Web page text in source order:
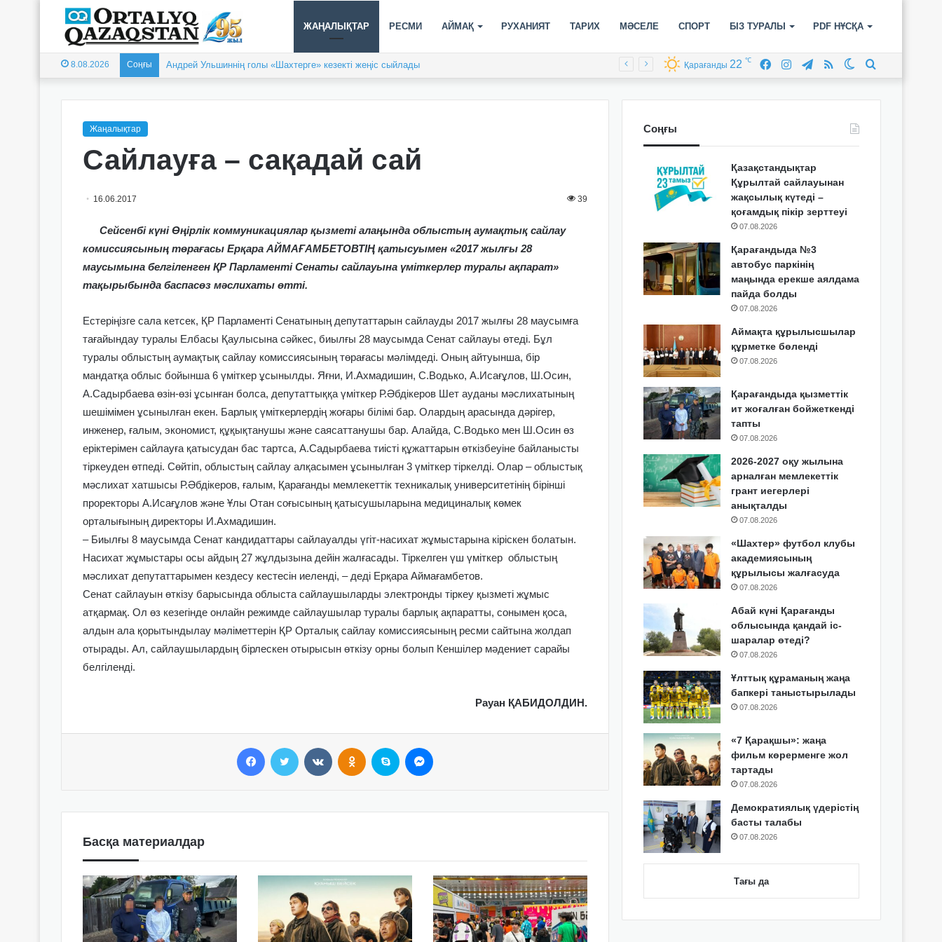
ЖАҢАЛЫҚТАР РЕСМИ АЙМАҚ РУХАНИЯТ ТАРИХ МӘСЕЛЕ СПОРТ БІЗ ТУРАЛЫ PDF НҰСҚА
8.08.2026 Соңғы Андрей Ульшиннің голы «Шахтерге» кезекті жеңіс сыйлады Switch
RSS
Telegram
Instagram
Facebook
Қарағанды 22 ℃
Жаңалықтар
Сайлауға – сақадай сай
16.06.2017 39
Сейсенбі күні Өңірлік коммуникациялар қызметі алаңында облыстың аумақтық сайлау
комиссиясының төрағасы Ерқара АЙМАҒАМБЕТОВТІҢ қатысуымен «2017 жылғы 28
маусымына белгіленген ҚР Парламенті Сенаты сайлауына үміткерлер туралы ақпарат»
тақырыбында баспасөз мәслихаты өтті.
Естеріңізге сала кетсек, ҚР Парламенті Сенатының депутаттарын сайлауды 2017 жылғы 28 маусымға
тағайындау туралы Елбасы Қаулысына сәйкес, биылғы 28 маусымда Сенат сайлауы өтеді. Бұл
туралы облыстың аумақтық сайлау комиссиясының төрағасы мәлімдеді. Оның айтуынша, бір
мандатқа облыс бойынша 6 үміткер ұсынылды. Яғни, И.Ахмадишин, С.Водько, А.Исағұлов, Ш.Осин,
А.Садырбаева өзін-өзі ұсынған болса, депутаттыққа үміткер Р.Әбдікеров Шет ауданы мәслихатының
шешімімен ұсынылған екен. Барлық үміткерлердің жоғары білімі бар. Олардың арасында дәрігер,
инженер, ғалым, экономист, құқықтанушы және саясаттанушы бар. Алайда, С.Водько мен Ш.Осин өз
еріктерімен сайлауға қатысудан бас тартса, А.Садырбаева тиісті құжаттарын өткізбеуіне байланысты
тіркеуден өтпеді. Сөйтіп, облыстың сайлау алқасымен ұсынылған 3 үміткер тіркелді. Олар – облыстық
мәслихат хатшысы Р.Әбдікеров, ғалым, Қарағанды мемлекеттік техникалық университетінің бірінші
проректоры А.Исағұлов және Ұлы Отан соғысының қатысушыларына медициналық көмек
орталығының директоры И.Ахмадишин.
– Биылғы 8 маусымда Сенат кандидаттары сайлауалды үгіт-насихат жұмыстарына кіріскен болатын.
Насихат жұмыстары осы айдың 27 жұлдызына дейін жалғасады. Тіркелген үш үміткер облыстың
мәслихат депутаттарымен кездесу кестесін иеленді, – деді Ерқара Аймағамбетов.
Сенат сайлауын өткізу барысында облыста сайлаушыларды электронды тіркеу қызметі жұмыс
атқармақ. Ол өз кезегінде онлайн режимде сайлаушылар туралы барлық ақпаратты, сонымен қоса,
алдын ала қорытындылау мәліметтерін ҚР Орталық сайлау комиссиясының ресми сайтына жолдап
отырады. Ал, сайлаушылардың бірлескен отырысын өткізу орны болып Кеншілер мәдениет сарайы
белгіленді.
Рауан ҚАБИДОЛДИН.
Басқа материалдар
Соңғы
Қазақстандықтар
Құрылтай сайлауынан
жақсылық күтеді –
қоғамдық пікір зерттеуі
07.08.2026
Қарағандыда №3
автобус паркінің
маңында ерекше аялдама
пайда болды
07.08.2026
Аймақта құрылысшылар
құрметке бөленді
07.08.2026
Қарағандыда қызметтік
ит жоғалған бойжеткенді
тапты
07.08.2026
2026-2027 оқу жылына
арналған мемлекеттік
грант иегерлері
анықталды
07.08.2026
«Шахтер» футбол клубы
академиясының
құрылысы жалғасуда
07.08.2026
Абай күні Қарағанды
облысында қандай іс-
шаралар өтеді?
07.08.2026
Ұлттық құраманың жаңа
бапкері таныстырылады
07.08.2026
«7 Қарақшы»: жаңа
фильм көрерменге жол
тартады
07.08.2026
Демократиялық үдерістің
басты талабы
07.08.2026
Тағы да